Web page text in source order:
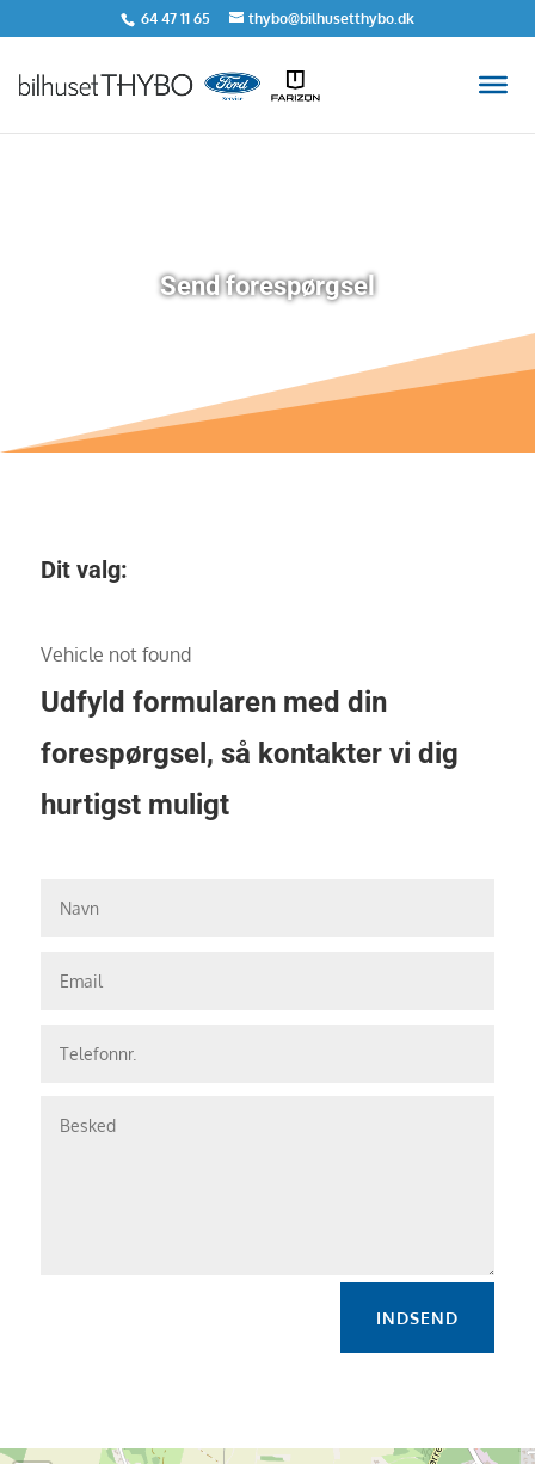
64 47 11 65 thybo@bilhusetthybo.dk
Send forespørgsel
7
Dit valg:
Vehicle not found
Udfyld formularen med din
forespørgsel, så kontakter vi dig
hurtigst muligt
INDSEND